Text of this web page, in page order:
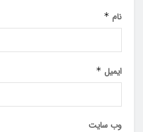
نام *
ایمیل *
وب‌ سایت